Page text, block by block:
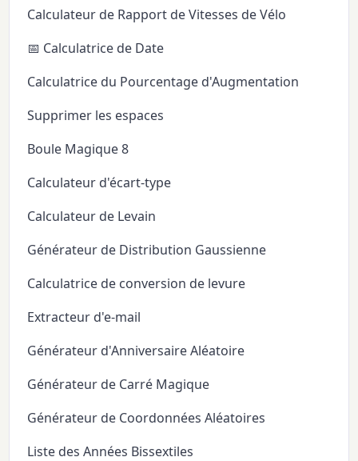
Calculateur de Rapport de Vitesses de Vélo
📅 Calculatrice de Date
Calculatrice du Pourcentage d'Augmentation
Supprimer les espaces
Boule Magique 8
Calculateur d'écart-type
Calculateur de Levain
Générateur de Distribution Gaussienne
Calculatrice de conversion de levure
Extracteur d'e-mail
Générateur d'Anniversaire Aléatoire
Générateur de Carré Magique
Générateur de Coordonnées Aléatoires
Liste des Années Bissextiles